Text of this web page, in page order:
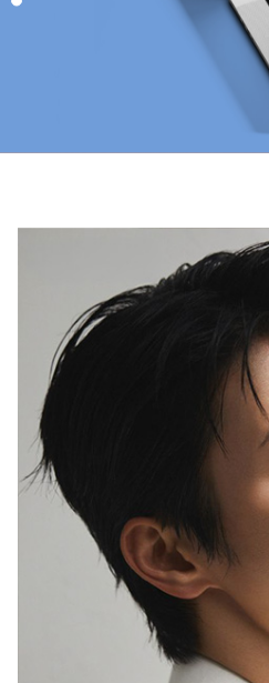
LUXURY
<럭셔리>는 예술적이고 문화적인
최고급 브랜드와 라이프스타일을 다
명품의 진정한 의미와 예술이 주는
프리미엄 라이프스타일 매거진입니다.